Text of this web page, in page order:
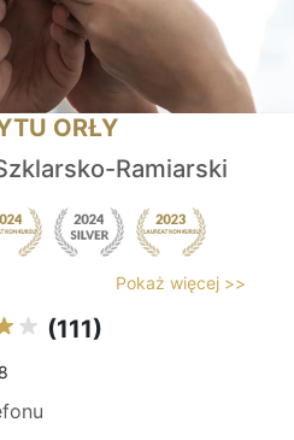
ORŁY
Ramiarski
Pokaż więcej >>
(111)